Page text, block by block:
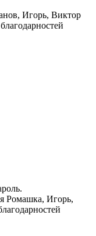
, Игорь, Виктор
Ромашка, Игорь,